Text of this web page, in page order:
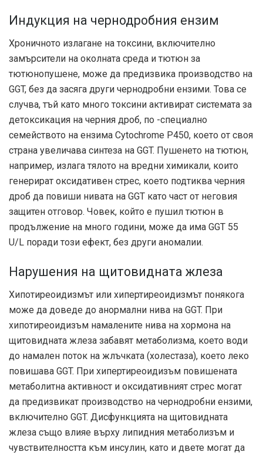
Индукция на чернодробния ензим
Хроничното излагане на токсини, включително
замърсители на околната среда и тютюн за
тютюнопушене, може да предизвика производство на
GGT, без да засяга други чернодробни ензими. Това се
случва, тъй като много токсини активират системата за
детоксикация на черния дроб, по -специално
семейството на ензима Cytochrome P450, което от своя
страна увеличава синтеза на GGT. Пушенето на тютюн,
например, излага тялото на вредни химикали, които
генерират оксидативен стрес, което подтиква черния
дроб да повиши нивата на GGT като част от неговия
защитен отговор. Човек, който е пушил тютюн в
продължение на много години, може да има GGT 55
U/L поради този ефект, без други аномалии.
Нарушения на щитовидната жлеза
Хипотиреоидизмът или хипертиреоидизмът понякога
може да доведе до анормални нива на GGT. При
хипотиреоидизъм намалените нива на хормона на
щитовидната жлеза забавят метаболизма, което води
до намален поток на жлъчката (холестаза), което леко
повишава GGT. При хипертиреоидизъм повишената
метаболитна активност и оксидативният стрес могат
да предизвикат производство на чернодробни ензими,
включително GGT. Дисфункцията на щитовидната
жлеза също влияе върху липидния метаболизъм и
чувствителността към инсулин, като и двете могат да